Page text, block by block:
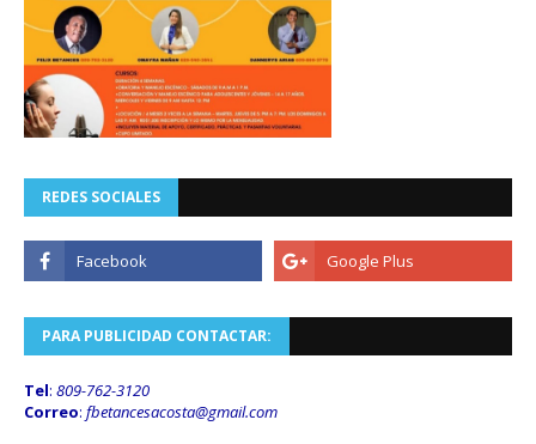
REDES SOCIALES
PARA PUBLICIDAD CONTACTAR:
Tel: 809-762-3120
Correo: fbetancesacosta@gmail.com